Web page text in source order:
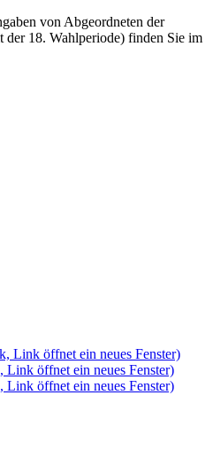
von Abgeordneten der
der 18. Wahlperiode) finden Sie im
Link öffnet ein neues Fenster)
Link öffnet ein neues Fenster)
Link öffnet ein neues Fenster)